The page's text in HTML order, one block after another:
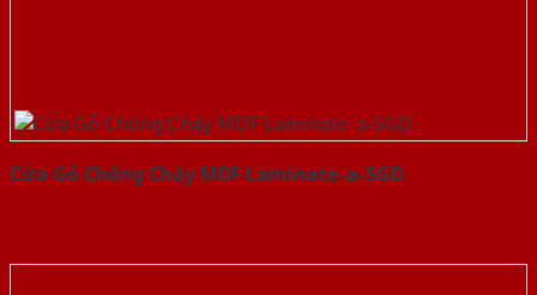
Cửa Gỗ Chống Cháy MDF Laminate-a-SGD